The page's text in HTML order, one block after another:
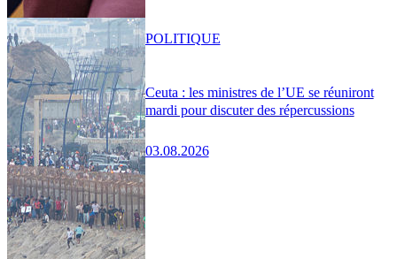
Ceuta : les ministres de l’UE se réuniront
mardi pour discuter des répercussions
03.08.2026
POLITIQUE